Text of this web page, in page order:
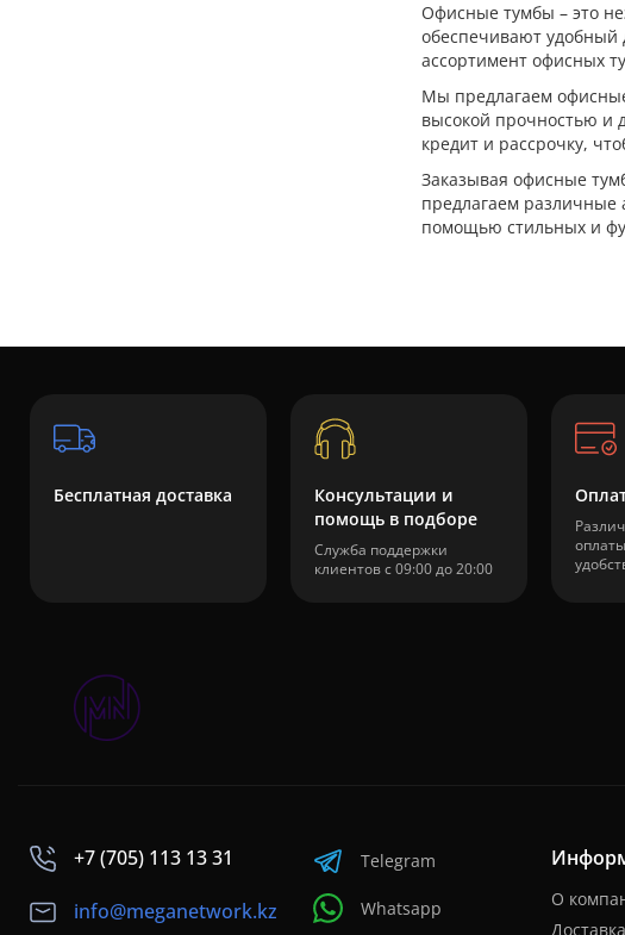
Офисные тумбы – это
обеспечивают удобный
ассортимент офисных
Мы предлагаем
высокой прочностью и
кредит и рассрочку,
Заказывая офисные
предлагаем различные
помощью стильных и
Бесплатная доставка
Консультации и
помощь в подборе
Служба поддержки
клиентов с 09:00 до 20:00
+7 (705) 113 13 31
info@meganetwork.kz
Telegram
Whatsapp
О